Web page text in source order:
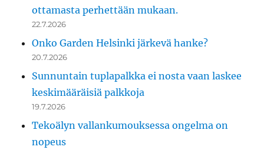
ottamasta perhettään mukaan.
22.7.2026
Onko Garden Helsinki järkevä hanke?
20.7.2026
Sunnuntain tuplapalkka ei nosta vaan laskee
keskimääräisiä palkkoja
19.7.2026
Tekoälyn vallankumouksessa ongelma on
nopeus